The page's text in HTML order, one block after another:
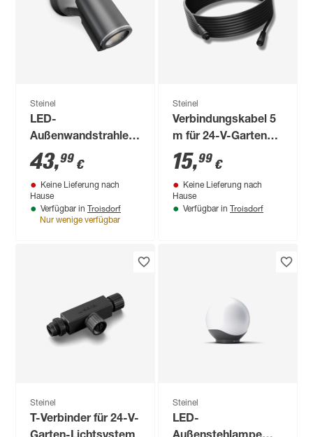
Steinel
LED-
Außenwandstrahler
'Spot ONE' 6,7 W
512 lm warmweiß IP
44 9,7 x 9,8 cm
43,99 €
Keine Lieferung nach
Hause
Verfügbar in Troisdorf
Nur wenige verfügbar
Steinel
Verbindungskabel 5
m für 24-V-Garten-
Lichtsystem
15,99 €
Keine Lieferung nach
Hause
Verfügbar in Troisdorf
Steinel
T-Verbinder für 24-V-
Steinel
LED-